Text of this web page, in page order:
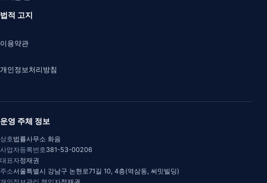
법적 고지
이용약관
개인정보처리방침
운영 주체 정보
상호법률사무소 화음
사업자등록번호381-53-00206
대표자정재권
주소서울특별시 강남구 논현로71길 10, 4층(역삼동, 써밋빌딩)